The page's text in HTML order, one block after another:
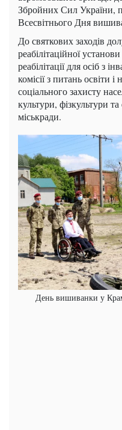
Збройних Сил України,
Всесвітнього Дня
До святкових заходів
реабілітаційної
реабілітації для осіб з
комісії з питань освіти
соціального захисту
культури, фізкультури
міськради.
День вишиванки у